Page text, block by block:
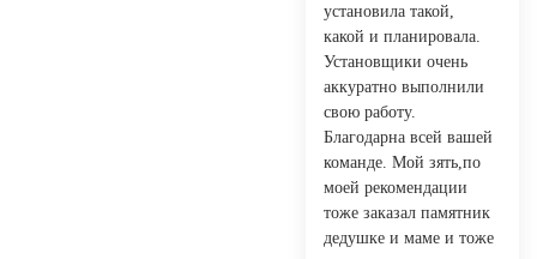
установила такой,
какой и планировала.
Установщики очень
аккуратно выполнили
свою работу.
Благодарна всей вашей
команде. Мой зять,по
моей рекомендации
тоже заказал памятник
дедушке и маме и тоже